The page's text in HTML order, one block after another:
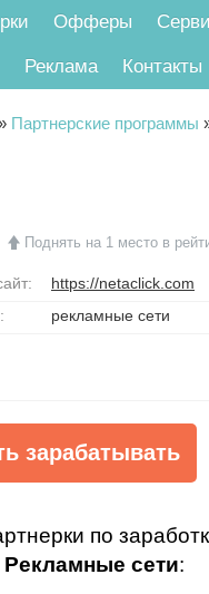
Офферы
Реклама Контакты
Партнерские программы
Поднять на 1 место в
https://netaclick.com
рекламные сети
зарабатывать
по
Рекламные сети: